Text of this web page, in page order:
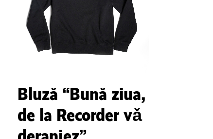
Bluză “Bună ziua,
de la Recorder vǎ